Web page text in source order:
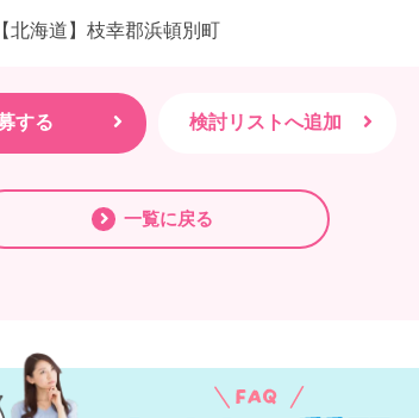
【北海道】枝幸郡浜頓別町
一覧に戻る